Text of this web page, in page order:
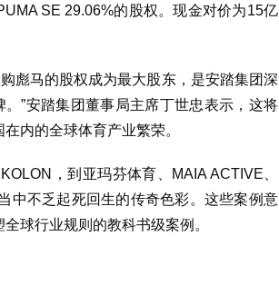
SE 29.06%的股权。现金对价为15亿
彪马的股权成为最大股东，是安踏集团深
。”安踏集团董事局主席丁世忠表示，这将
内的全球体育产业繁荣。
，到亚玛芬体育、MAIA ACTIVE、
中不乏起死回生的传奇色彩。这些案例意
球行业规则的教科书级案例。